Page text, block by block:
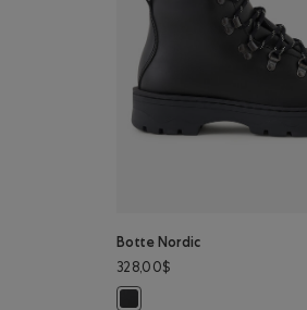
Botte Nordic
328,00$